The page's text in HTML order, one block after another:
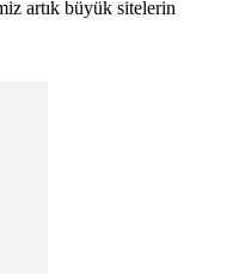
artık büyük sitelerin